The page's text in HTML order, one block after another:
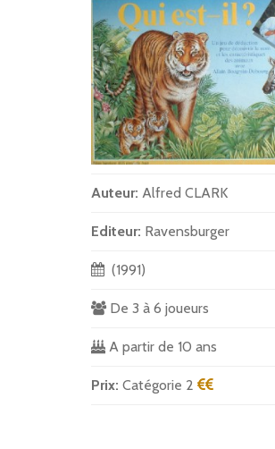
Auteur: Alfred CLARK
Editeur: Ravensburger
(1991)
De 3 à 6 joueurs
A partir de 10 ans
Prix: Catégorie 2